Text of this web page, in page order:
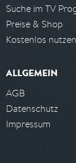
Suche im TV
Preise & Shop
Kostenlos nutzen
ALLGEMEIN
AGB
Datenschutz
Impressum